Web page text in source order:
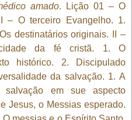
amado. Lição 01 – O
– O terceiro Evangelho. 1.
destinatários originais. II –
da fé cristã. 1. O
histórico. 2. Discipulado
da salvação. 1. A
em sue aspecto
Jesus, o Messias esperado.